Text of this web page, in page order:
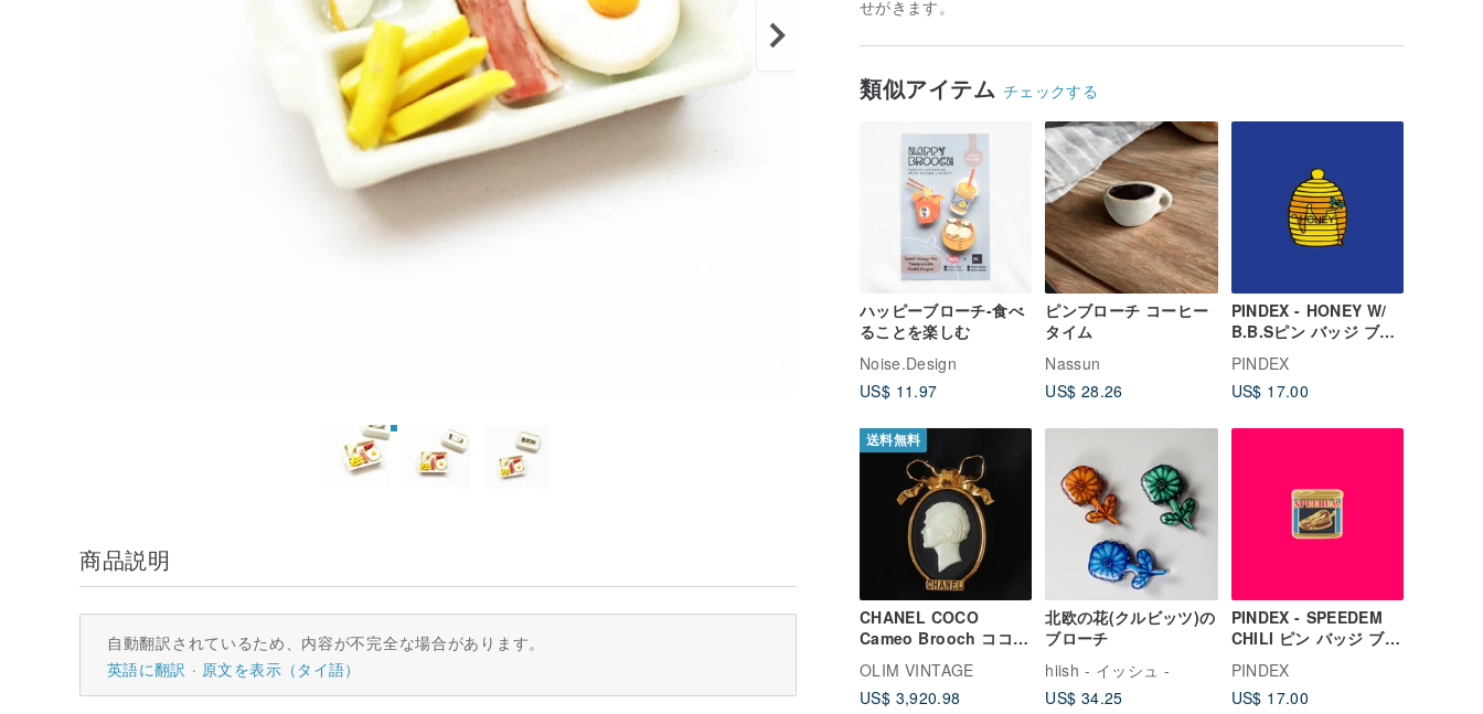
せがきます。
類似アイテム チェックする
ハッピーブローチ-食べ
ることを楽しむ
Noise.Design
US$ 11.97
ピンブローチ コーヒー
タイム
Nassun
US$ 28.26
PINDEX - HONEY W/
B.B.Sピン バッジ ブロ
ーチ
PINDEX
US$ 17.00
送料無料
CHANEL COCO
Cameo Brooch ココ・
シャネル カメオ ブロー
チ ゴールド ブラック
エクリュ ヴィンテージ
OLIM VINTAGE
US$ 3,920.98
北欧の花(クルビッツ)の
ブローチ
hiish - イッシュ -
US$ 34.25
PINDEX - SPEEDEM
CHILI ピン バッジ ブロ
ーチ
PINDEX
US$ 17.00
商品説明
自動翻訳されているため、内容が不完全な場合があります。
英語に翻訳
原文を表示（タイ語）